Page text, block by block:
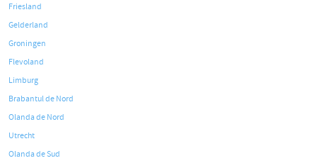
Friesland
Gelderland
Groningen
Flevoland
Limburg
Brabantul de Nord
Olanda de Nord
Utrecht
Olanda de Sud